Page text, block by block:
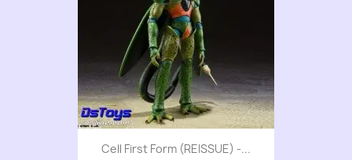
Cell First Form (REISSUE) -...